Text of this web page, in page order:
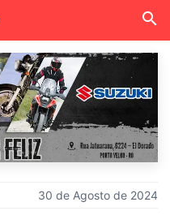
search
30 de Agosto de 2024